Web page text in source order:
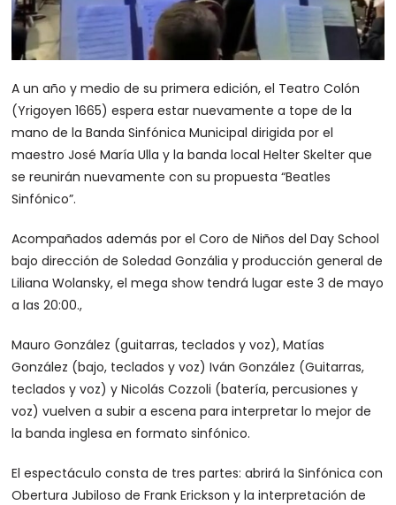
A un año y medio de su primera edición, el Teatro Colón
(Yrigoyen 1665) espera estar nuevamente a tope de la
mano de la Banda Sinfónica Municipal dirigida por el
maestro José María Ulla y la banda local Helter Skelter que
se reunirán nuevamente con su propuesta “Beatles
Sinfónico”.
Acompañados además por el Coro de Niños del Day School
bajo dirección de Soledad Gonzália y producción general de
Liliana Wolansky, el mega show tendrá lugar este 3 de mayo
a las 20:00.,
Mauro González (guitarras, teclados y voz), Matías
González (bajo, teclados y voz) Iván González (Guitarras,
teclados y voz) y Nicolás Cozzoli (batería, percusiones y
voz) vuelven a subir a escena para interpretar lo mejor de
la banda inglesa en formato sinfónico.
El espectáculo consta de tres partes: abrirá la Sinfónica con
Obertura Jubiloso de Frank Erickson y la interpretación de